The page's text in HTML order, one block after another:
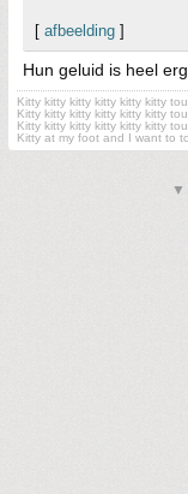
[ afbeelding ]
Hun geluid is heel
Kitty kitty kitty kitty kitty kitty
Kitty kitty kitty kitty kitty kitty
Kitty kitty kitty kitty kitty kitty
Kitty at my foot and I want to
▼